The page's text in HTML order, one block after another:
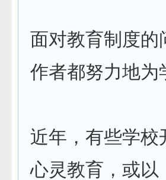
面对教育制度的
作者都努力地为
近年，有些学校
心灵教育，或以